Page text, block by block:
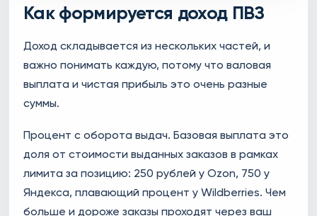
Как формируется доход ПВЗ
Доход складывается из нескольких частей, и
важно понимать каждую, потому что валовая
выплата и чистая прибыль это очень разные
суммы.
Процент с оборота выдач. Базовая выплата это
доля от стоимости выданных заказов в рамках
лимита за позицию: 250 рублей у Ozon, 750 у
Яндекса, плавающий процент у Wildberries. Чем
больше и дороже заказы проходят через ваш